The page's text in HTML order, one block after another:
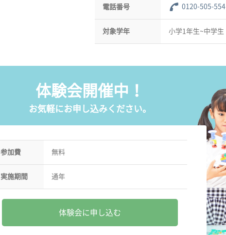
電話番号 0120-505-554
対象学年 小学1年生~中学生
体験会開催中！
お気軽にお申し込みください。
参加費 無料
実施期間 通年
体験会に申し込む